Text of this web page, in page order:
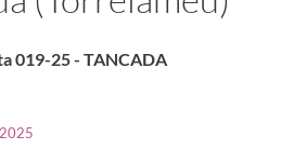
019-25 - TANCADA